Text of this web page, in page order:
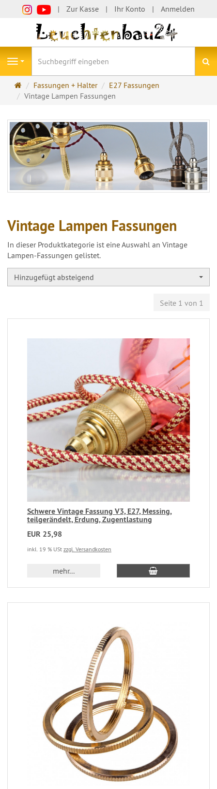
Zur Kasse Ihr Konto Anmelden
Navigation
Startseite
Fassungen + Halter
E27 Fassungen
Vintage Lampen Fassungen
Vintage Lampen Fassungen
In dieser Produktkategorie ist eine Auswahl an Vintage
Lampen-Fassungen gelistet.
Hinzugefügt absteigend
Seite 1 von 1
Schwere Vintage Fassung V3, E27, Messing,
teilgerändelt, Erdung, Zugentlastung
EUR 25,98
inkl. 19 % USt zzgl. Versandkosten
mehr...